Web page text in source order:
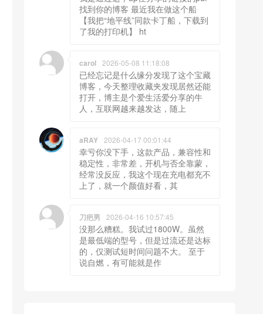
找到你的博客 最近我在做这个船
【我把“地平线”同款卡丁船，下载到
了我的打印机】 ht
carol 2026-05-08 11:18:08
已经忘记是什么缘分发现了这个宝藏
博客，今天整理收藏夹发现居然还能
打开，博主是个爱生活爱分享的牛
人，互联网越来越发达，随上
aRAY 2026-04-17 00:01:44
幸亏你没下手，这款产品，兼容性和
稳定性，非常差，开机与否全靠蒙，
经常没反应，我这个现在充电都充不
上了，就一个颜值好看，其
刀疤男 2026-04-16 10:57:45
没那么糟糕。我试过1800W。虽然
是最低端的型号，但是过流还是达标
的，仅测试短时间问题不大。 至于
说自燃，有可能就是作